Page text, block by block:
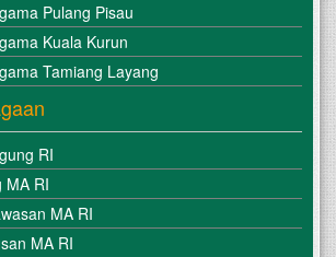
Pulang Pisau
Kuala Kurun
Tamiang Layang
RI
MA RI
MA RI
MA RI